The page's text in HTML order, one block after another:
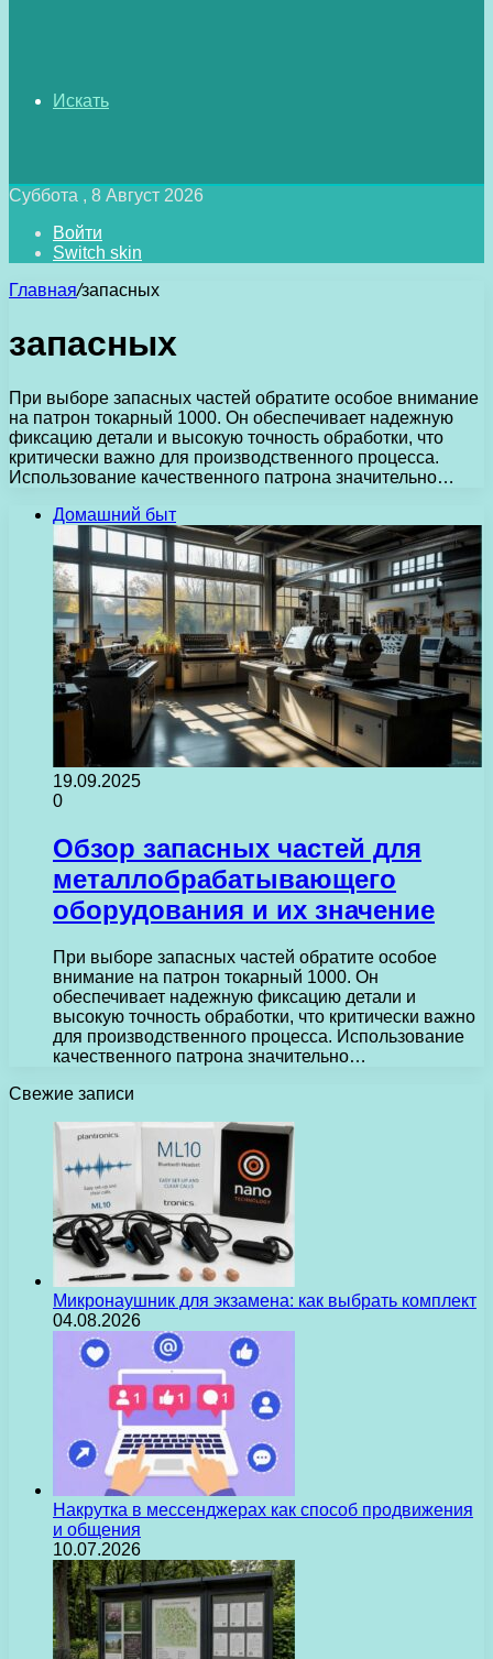
Искать
Суббота , 8 Август 2026
Войти
Switch skin
Главная/запасных
запасных
При выборе запасных частей обратите особое внимание
на патрон токарный 1000. Он обеспечивает надежную
фиксацию детали и высокую точность обработки, что
критически важно для производственного процесса.
Использование качественного патрона значительно…
Домашний быт
19.09.2025
0
Обзор запасных частей для
металлобрабатывающего
оборудования и их значение
При выборе запасных частей обратите особое
внимание на патрон токарный 1000. Он
обеспечивает надежную фиксацию детали и
высокую точность обработки, что критически важно
для производственного процесса. Использование
качественного патрона значительно…
Свежие записи
Микронаушник для экзамена: как выбрать комплект
04.08.2026
Накрутка в мессенджерах как способ продвижения
и общения
10.07.2026